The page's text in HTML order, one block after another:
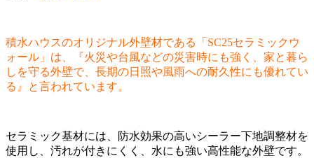
積水ハウスのオリジナル外壁材である「SC25セラミックウ
ォール」は、『火災や台風などの災害時にも強く、家と暮ら
しを守る外壁で、長期の日照や風雨への耐久性にも優れてい
る』と言われています。
セラミック基材には、防水効果の高いシーラー下地調整材を
使用し、汚れが付きにくく、水にも強い高性能な外壁です。